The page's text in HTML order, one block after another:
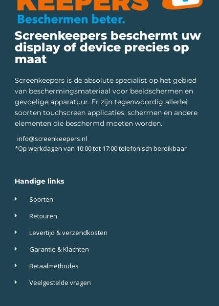
Screenkeepers beschermt uw
display of device precies op
maat
Screenkeepers is de absolute specialist op het gebied
van beschermingsmateriaal voor beeldschermen en
gevoelige apparatuur. Er zijn tegenwoordig allerlei
soorten touchscreen applicaties, schermen en andere
elementen die beschermd moeten worden.
info@screenkeepers.nl
*Op werkdagen van 10:00 tot 17:00 telefonisch bereikbaar
Handige links
Soorten
Retouren
Levertijd & verzendkosten
Garantie & Klachten
Betaalmethodes
Veelgestelde vragen